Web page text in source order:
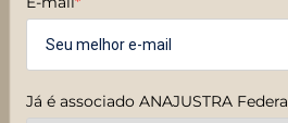
Já é associado ANAJUSTRA